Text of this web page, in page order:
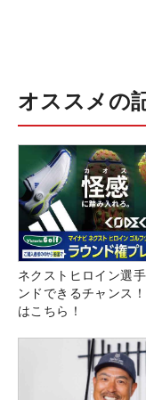
オススメの
ネクストヒロイン選
ンドできるチャンス
はこちら！